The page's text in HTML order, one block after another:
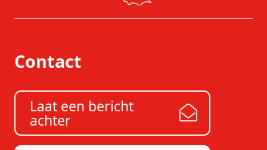
Contact
Laat een bericht
achter